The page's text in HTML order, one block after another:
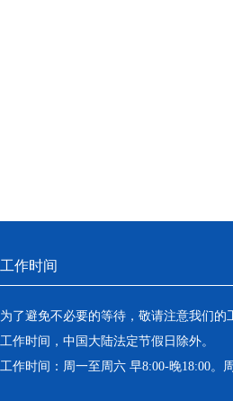
工作时间
为了避免不必要的等待，敬请注意我们的
工作时间，中国大陆法定节假日除外。
工作时间：周一至周六 早8:00-晚18:00。